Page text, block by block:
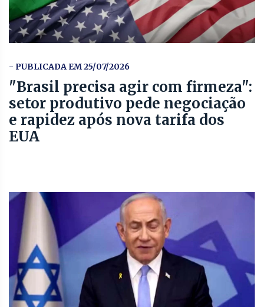
- PUBLICADA EM 25/07/2026
"Brasil precisa agir com firmeza":
setor produtivo pede negociação
e rapidez após nova tarifa dos
EUA